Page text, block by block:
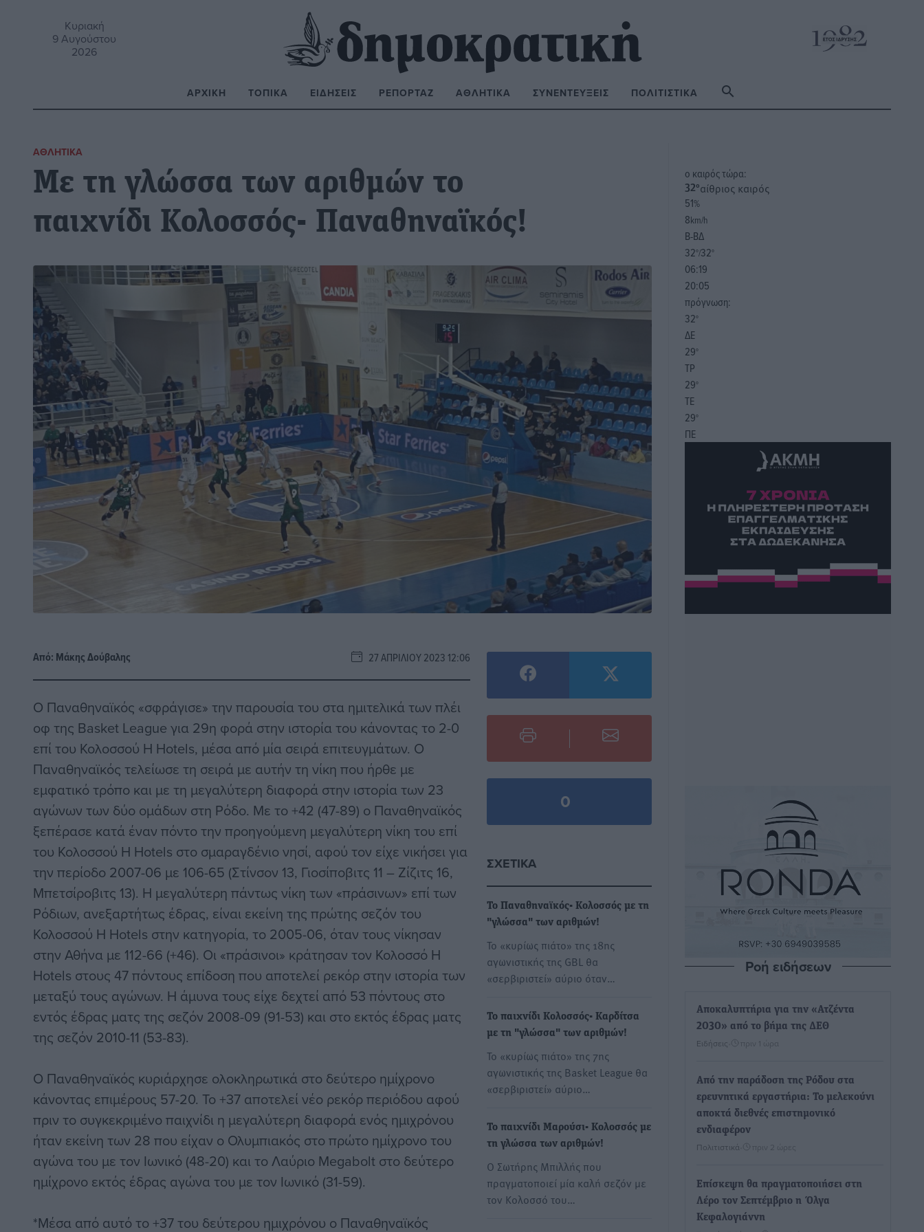
Κυριακή
9 Αυγούστου
2026
ΑΡΧΙΚΉ ΤΟΠΙΚΆ ΕΙΔΉΣΕΙΣ ΡΕΠΟΡΤΆΖ ΑΘΛΗΤΙΚΆ ΣΥΝΕΝΤΕΎΞΕΙΣ ΠΟΛΙΤΙΣΤΙΚΆ
ΑΘΛΗΤΙΚΆ
Με τη γλώσσα των αριθμών το
παιχνίδι Κολοσσός- Παναθηναϊκός!
Από: Μάκης Δούβαλης 27 ΑΠΡΙΛΊΟΥ 2023 12:06
Ο Παναθηναϊκός «σφράγισε» την παρουσία του στα ημιτελικά των πλέι
οφ της Basket League για 29η φορά στην ιστορία του κάνοντας το 2-0
επί του Κολοσσού H Hotels, μέσα από μία σειρά επιτευγμάτων. Ο
Παναθηναϊκός τελείωσε τη σειρά με αυτήν τη νίκη που ήρθε με
εμφατικό τρόπο και με τη μεγαλύτερη διαφορά στην ιστορία των 23
αγώνων των δύο ομάδων στη Ρόδο. Με το +42 (47-89) ο Παναθηναϊκός
ξεπέρασε κατά έναν πόντο την προηγούμενη μεγαλύτερη νίκη του επί
του Κολοσσού H Hotels στο σμαραγδένιο νησί, αφού τον είχε νικήσει για
την περίοδο 2007-06 με 106-65 (Στίνσον 13, Γιοσίποβιτς 11 – Ζίζιτς 16,
Μπετσίροβιτς 13). Η μεγαλύτερη πάντως νίκη των «πράσινων» επί των
Ρόδιων, ανεξαρτήτως έδρας, είναι εκείνη της πρώτης σεζόν του
Κολοσσού H Hotels στην κατηγορία, το 2005-06, όταν τους νίκησαν
στην Αθήνα με 112-66 (+46). Οι «πράσινοι» κράτησαν τον Κολοσσό H
Hotels στους 47 πόντους επίδοση που αποτελεί ρεκόρ στην ιστορία των
μεταξύ τους αγώνων. Η άμυνα τους είχε δεχτεί από 53 πόντους στο
εντός έδρας ματς της σεζόν 2008-09 (91-53) και στο εκτός έδρας ματς
της σεζόν 2010-11 (53-83).
Ο Παναθηναϊκός κυριάρχησε ολοκληρωτικά στο δεύτερο ημίχρονο
κάνοντας επιμέρους 57-20. Το +37 αποτελεί νέο ρεκόρ περιόδου αφού
πριν το συγκεκριμένο παιχνίδι η μεγαλύτερη διαφορά ενός ημιχρόνου
ήταν εκείνη των 28 που είχαν ο Ολυμπιακός στο πρώτο ημίχρονο του
αγώνα του με τον Ιωνικό (48-20) και το Λαύριο Megabolt στο δεύτερο
ημίχρονο εκτός έδρας αγώνα του με τον Ιωνικό (31-59).
*Μέσα από αυτό το +37 του δεύτερου ημιχρόνου ο Παναθηναϊκός
0
ΣΧΕΤΙΚΆ
Το Παναθηναϊκός- Κολοσσός με τη
"γλώσσα" των αριθμών!
Το «κυρίως πιάτο» της 18ης
αγωνιστικής της GBL θα
«σερβιριστεί» αύριο όταν…
Το παιχνίδι Κολοσσός- Καρδίτσα
με τη "γλώσσα" των αριθμών!
Το «κυρίως πιάτο» της 7ης
αγωνιστικής της Basket League θα
«σερβιριστεί» αύριο…
Το παιχνίδι Μαρούσι- Κολοσσός με
τη γλώσσα των αριθμών!
Ο Σωτήρης Μπιλλής που
πραγματοποιεί μία καλή σεζόν με
τον Κολοσσό του…
o καιρός τώρα:
32°αίθριος καιρός
51%
8km/h
Β-ΒΔ
32°/32°
06:19
20:05
πρόγνωση:
32°
ΔΕ
29°
ΤΡ
29°
ΤΕ
29°
ΠΕ
Ροή ειδήσεων
Αποκαλυπτήρια για την «Ατζέντα
2030» από το βήμα της ΔΕΘ
Ειδήσεις πριν 1 ώρα
Από την παράδοση της Ρόδου στα
ερευνητικά εργαστήρια: Το μελεκούνι
αποκτά διεθνές επιστημονικό
ενδιαφέρον
Πολιτιστικά πριν 2 ώρες
Επίσκεψη θα πραγματοποιήσει στη
Λέρο τον Σεπτέμβριο η Όλγα
Κεφαλογιάννη